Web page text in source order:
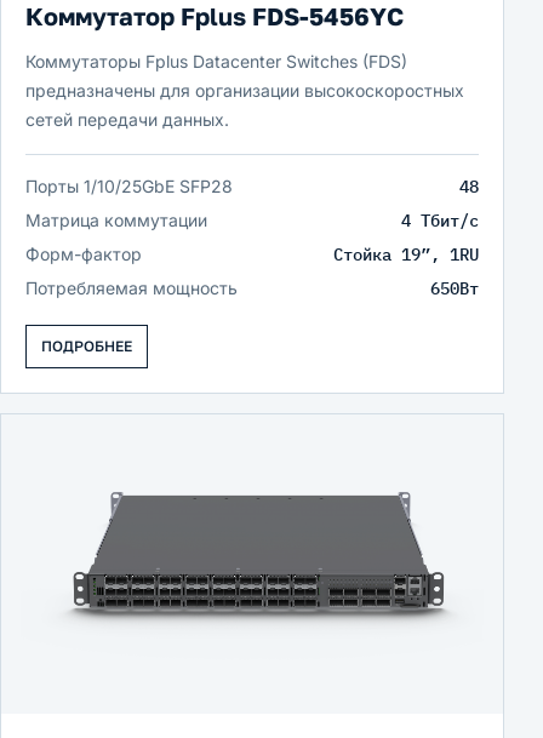
Коммутатор Fplus FDS-5456YC
Коммутаторы Fplus Datacenter Switches (FDS)
предназначены для организации высокоскоростных
сетей передачи данных.
Порты 1/10/25GbE SFP28 48
Матрица коммутации 4 Тбит/c
Форм-фактор Стойка 19”, 1RU
Потребляемая мощность 650Вт
ПОДРОБНЕЕ